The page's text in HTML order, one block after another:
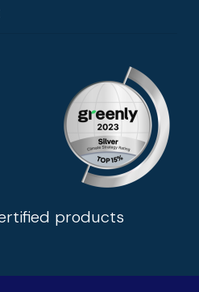
products